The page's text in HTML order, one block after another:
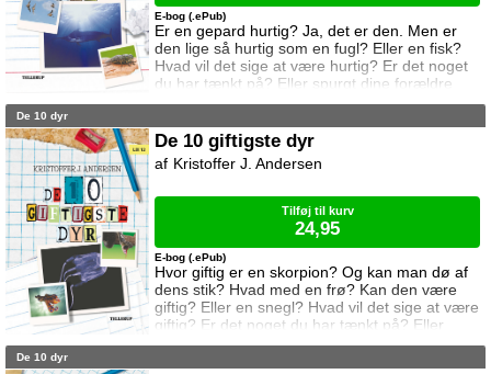
Er en gepard hurtig? Ja, det er den. Men er
den lige så hurtig som en fugl? Eller en fisk?
Hvad vil det sige at være hurtig? Er det noget
du har tænkt på? Eller spurgt dine forældre
om? Eller din ven? Nu kan du få svaret i
verden.
E-bog (.ePub)
De 10 dyr
De 10 giftigste dyr
Hvor giftig er en skorpion? Og kan man dø af
dens stik? Hvad med en frø? Kan den være
giftig? Eller en snegl? Hvad vil det sige at være
giftig? Er det noget du har tænkt på? Eller
spurgt dine forældre om? Eller din ven? Nu
E-bog (.ePub)
Kristoffer J. Andersen
Tilføj til kurv
24,95
De 10 dyr